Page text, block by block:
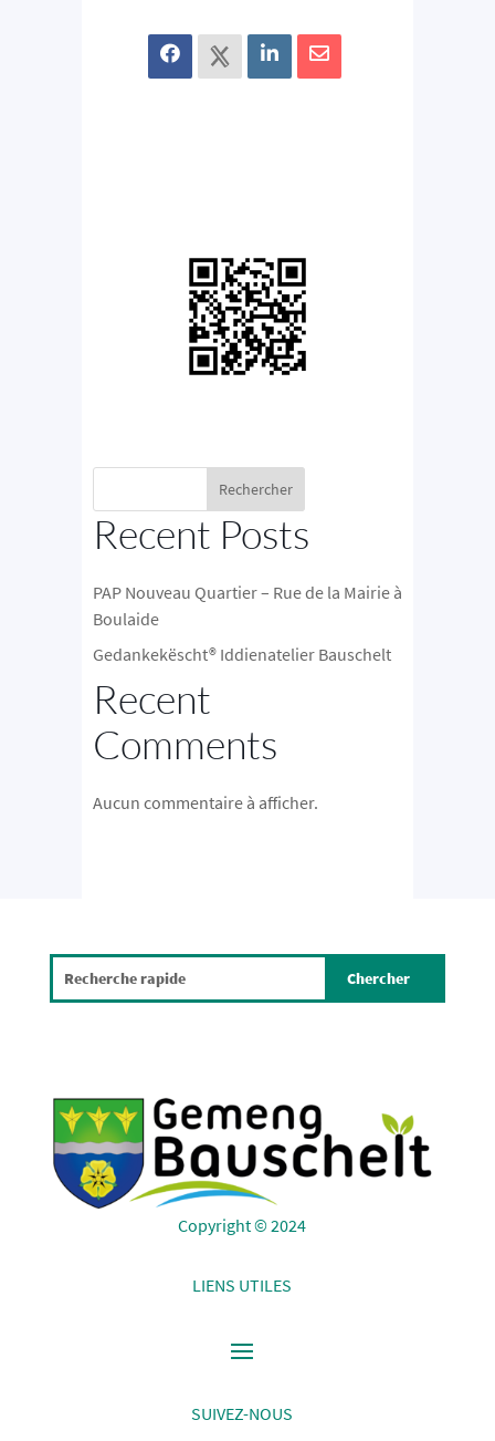
Rechercher
Recent Posts
PAP Nouveau Quartier – Rue de la Mairie à
Boulaide
Gedankekëscht® Iddienatelier Bauschelt
Recent
Comments
Aucun commentaire à afficher.
Copyright © 2024
LIENS UTILES
SUIVEZ-NOUS